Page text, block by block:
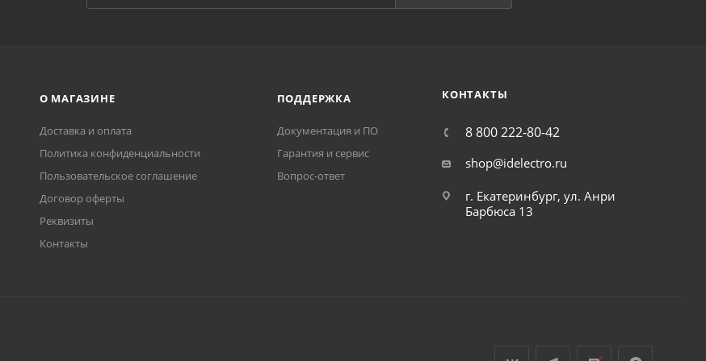
О МАГАЗИНЕ
Доставка и оплата
Политика конфиденциальности
Пользовательское соглашение
Договор оферты
Реквизиты
Контакты
ПОДДЕРЖКА
Документация и ПО
Гарантия и сервис
Вопрос-ответ
КОНТАКТЫ
8 800 222-80-42
shop@idelectro.ru
г. Екатеринбург, ул. Анри
Барбюса 13